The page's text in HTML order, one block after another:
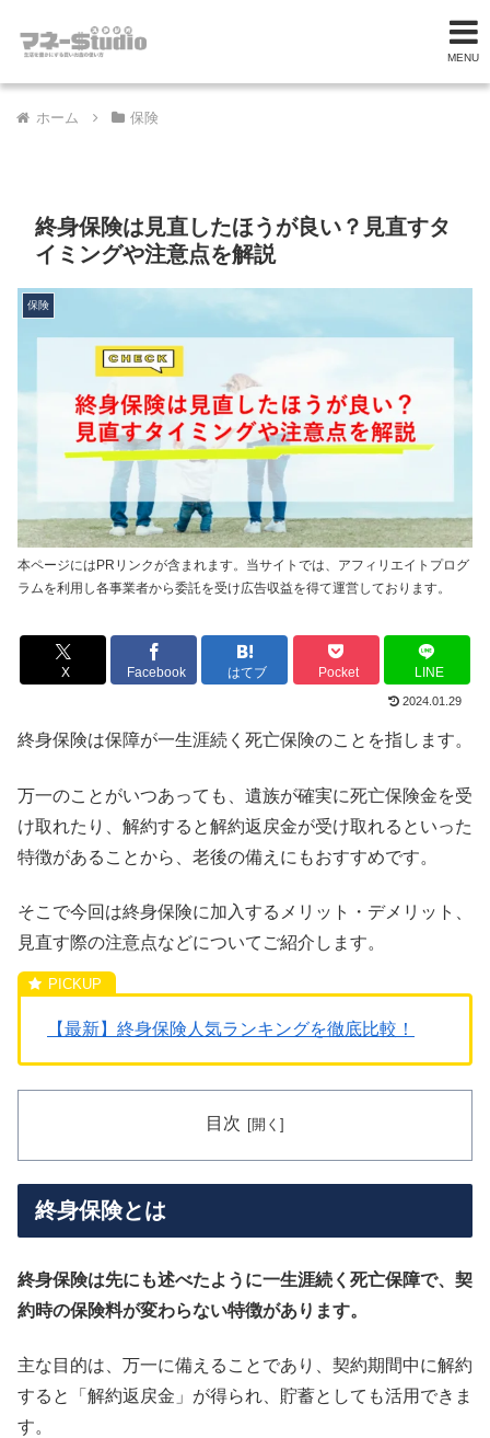
MENU
ホーム 保険
終身保険は見直したほうが良い？見直すタ
イミングや注意点を解説
本ページにはPRリンクが含まれます。当サイトでは、アフィリエイトプログ
ラムを利用し各事業者から委託を受け広告収益を得て運営しております。
保険
X Facebook はてブ Pocket LINE
2024.01.29
終身保険は保障が一生涯続く死亡保険のことを指します。
万一のことがいつあっても、遺族が確実に死亡保険金を受
け取れたり、解約すると解約返戻金が受け取れるといった
特徴があることから、老後の備えにもおすすめです。
そこで今回は終身保険に加入するメリット・デメリット、
見直す際の注意点などについてご紹介します。
【最新】終身保険人気ランキングを徹底比較！
目次
終身保険とは
終身保険は先にも述べたように一生涯続く死亡保障で、契
約時の保険料が変わらない特徴があります。
主な目的は、万一に備えることであり、契約期間中に解約
すると「解約返戻金」が得られ、貯蓄としても活用できま
す。